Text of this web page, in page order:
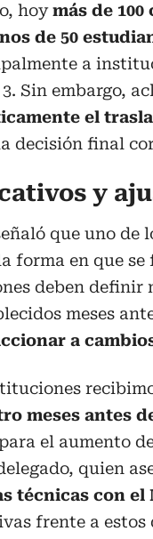
hoymás de
de 50
a
Sin embargo,
el
decisión final
y
que uno de
forma en que
deben definir
meses
a
meses antes
el aumento
quien
técnicas con
frente a estos